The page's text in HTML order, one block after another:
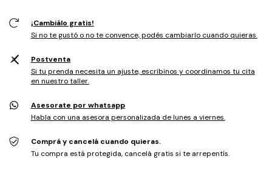
¡Cambiálo gratis!
Si no te gustó o no te convence, podés cambiarlo cuando quieras.
Postventa
Si tu prenda necesita un ajuste, escribinos y coordinamos tu cita
en nuestro taller.
Asesorate por whatsapp
Habla con una asesora personalizada de lunes a viernes.
Comprá y cancelá cuando quieras.
Tu compra está protegida, cancelá gratis si te arrepentís.